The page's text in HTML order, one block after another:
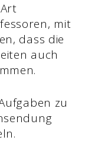
mit
dass die
auch
zu